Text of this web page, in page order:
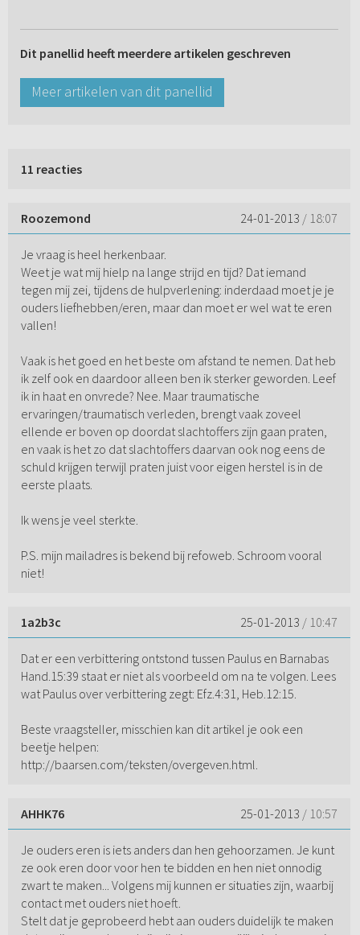
Dit panellid heeft meerdere artikelen geschreven
Meer artikelen van dit panellid
11 reacties
Roozemond 24-01-2013 / 18:07
Je vraag is heel herkenbaar.
Weet je wat mij hielp na lange strijd en tijd? Dat iemand
tegen mij zei, tijdens de hulpverlening: inderdaad moet je je
ouders liefhebben/eren, maar dan moet er wel wat te eren
vallen!
Vaak is het goed en het beste om afstand te nemen. Dat heb
ik zelf ook en daardoor alleen ben ik sterker geworden. Leef
ik in haat en onvrede? Nee. Maar traumatische
ervaringen/traumatisch verleden, brengt vaak zoveel
ellende er boven op doordat slachtoffers zijn gaan praten,
en vaak is het zo dat slachtoffers daarvan ook nog eens de
schuld krijgen terwijl praten juist voor eigen herstel is in de
eerste plaats.
Ik wens je veel sterkte.
P.S. mijn mailadres is bekend bij refoweb. Schroom vooral
niet!
1a2b3c 25-01-2013 / 10:47
Dat er een verbittering ontstond tussen Paulus en Barnabas
Hand.15:39 staat er niet als voorbeeld om na te volgen. Lees
wat Paulus over verbittering zegt: Efz.4:31, Heb.12:15.
Beste vraagsteller, misschien kan dit artikel je ook een
beetje helpen:
http://baarsen.com/teksten/overgeven.html.
AHHK76 25-01-2013 / 10:57
Je ouders eren is iets anders dan hen gehoorzamen. Je kunt
ze ook eren door voor hen te bidden en hen niet onnodig
zwart te maken... Volgens mij kunnen er situaties zijn, waarbij
contact met ouders niet hoeft.
Stelt dat je geprobeerd hebt aan ouders duidelijk te maken